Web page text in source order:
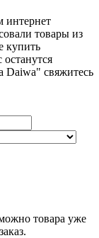
интернет
товары из
купить
Daiwa" свяжитесь
товара уже